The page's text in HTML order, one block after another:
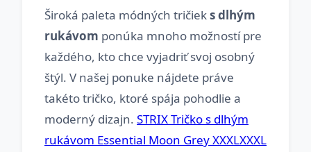
Široká paleta módných tričieks dlhým
rukávom ponúka mnoho možností pre
každého, kto chce vyjadriť svoj osobný
štýl. V našej ponuke nájdete práve
takéto tričko, ktoré spája pohodlie a
moderný dizajn. STRIX Tričko s dlhým
rukávom Essential Moon Grey XXXLXXXL